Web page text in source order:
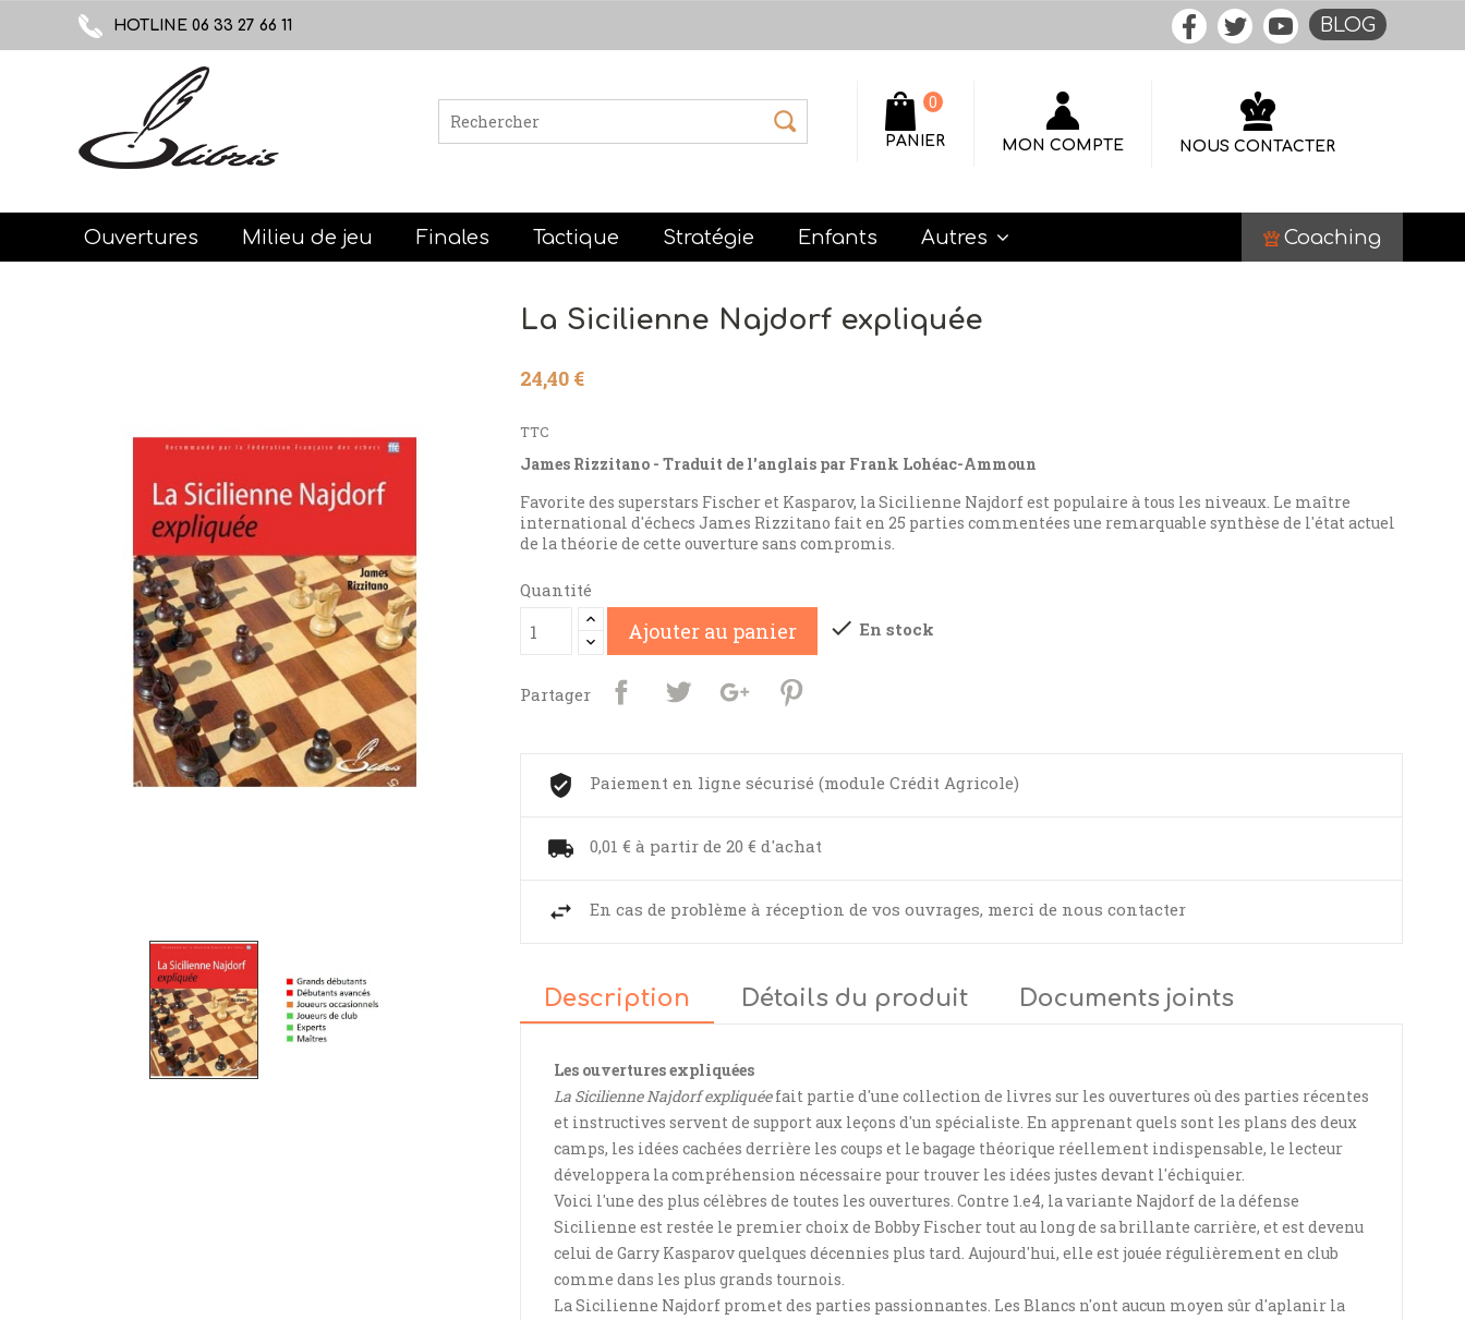
HOTLINE 06 33 27 66 11 BLOG
PANIER
0
MON COMPTE NOUS CONTACTER
Ouvertures Milieu de jeu Finales Tactique Stratégie Enfants Autres Coaching
La Sicilienne Najdorf expliquée
24,40 €
TTC
James Rizzitano - Traduit de l'anglais par Frank Lohéac-Ammoun
Favorite des superstars Fischer et Kasparov, la Sicilienne Najdorf est populaire à tous les niveaux. Le maître
international d'échecs James Rizzitano fait en 25 parties commentées une remarquable synthèse de l'état actuel
de la théorie de cette ouverture sans compromis.
Quantité
Ajouter au panier  En stock
Partager
Paiement en ligne sécurisé (module Crédit Agricole)
0,01 € à partir de 20 € d'achat
En cas de problème à réception de vos ouvrages, merci de nous contacter
Description Détails du produit Documents joints
Les ouvertures expliquées
La Sicilienne Najdorf expliquéefait partie d'une collection de livres sur les ouvertures où des parties récentes
et instructives servent de support aux leçons d'un spécialiste. En apprenant quels sont les plans des deux
camps, les idées cachées derrière les coups et le bagage théorique réellement indispensable, le lecteur
développera la compréhension nécessaire pour trouver les idées justes devant l'échiquier.
Voici l'une des plus célèbres de toutes les ouvertures. Contre 1.e4, la variante Najdorf de la défense
Sicilienne est restée le premier choix de Bobby Fischer tout au long de sa brillante carrière, et est devenu
celui de Garry Kasparov quelques décennies plus tard. Aujourd'hui, elle est jouée régulièrement en club
comme dans les plus grands tournois.
La Sicilienne Najdorf promet des parties passionnantes. Les Blancs n'ont aucun moyen sûr d'aplanir la